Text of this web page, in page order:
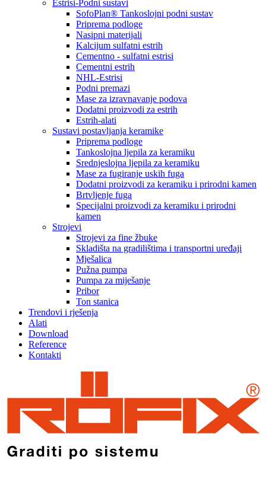
Estrisi-Podni sustavi
SofoPlan® Tankoslojni podni sustav
Priprema podloge
Nasipni materijali
Kalcijum sulfatni estrih
Cementno - sulfatni estrisi
Cementni estrih
NHL-Estrisi
Podni premazi
Mase za izravnavanje podova
Dodatni proizvodi za estrih
Estrih-alati
Sustavi postavljanja keramike
Priprema podloge
Tankoslojna ljepila za keramiku
Srednjeslojna ljepila za keramiku
Mase za fugiranje uskih fuga
Dodatni proizvodi za keramiku i prirodni kamen
Brtvljenje fuga
Specijalni proizvodi za keramiku i prirodni
kamen
Strojevi
Strojevi za fine žbuke
Skladišta na gradilištima i transportni uređaji
Mješalica
Pužna pumpa
Pumpa za miješanje
Pribor
Ton stanica
Trendovi i rješenja
Alati
Download
Reference
Kontakti